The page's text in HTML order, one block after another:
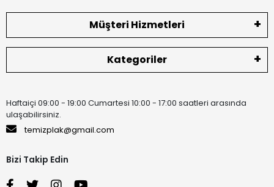
Müşteri Hizmetleri
Kategoriler
Haftaiçi 09:00 - 19:00 Cumartesi 10:00 - 17:00 saatleri arasında
ulaşabilirsiniz.
temizplak@gmail.com
Bizi Takip Edin